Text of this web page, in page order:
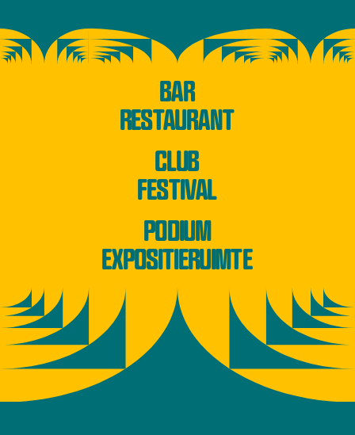
BAR
RESTAURANT
CLUB
FESTIVAL
PODIUM
EXPOSITIERUIMTE